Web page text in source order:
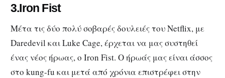
3.Iron Fist
Μέτα τις δύο πολύ σοβαρές δουλειές του Netflix, με
Daredevil και Luke Cage, έρχεται να μας συστηθεί
ένας νέος ήρωας, ο Iron Fist. O ήρωάς μας είναι άσσος
στo kung-fu και μετά από χρόνια επιστρέφει στην